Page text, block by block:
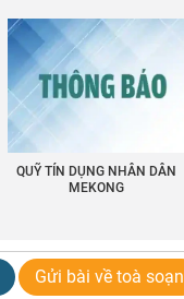
QUỸ TÍN DỤNG NHÂN DÂN
MEKONG
Gửi bài về toà soạn